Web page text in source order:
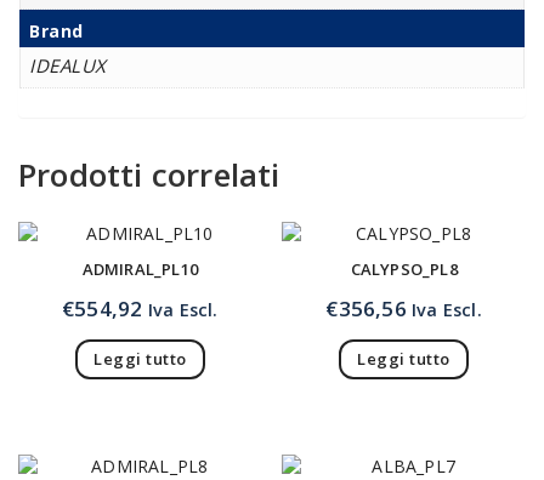
Brand
IDEALUX
Prodotti correlati
ADMIRAL_PL10
€554,92 Iva Escl.
Leggi tutto
CALYPSO_PL8
€356,56 Iva Escl.
Leggi tutto